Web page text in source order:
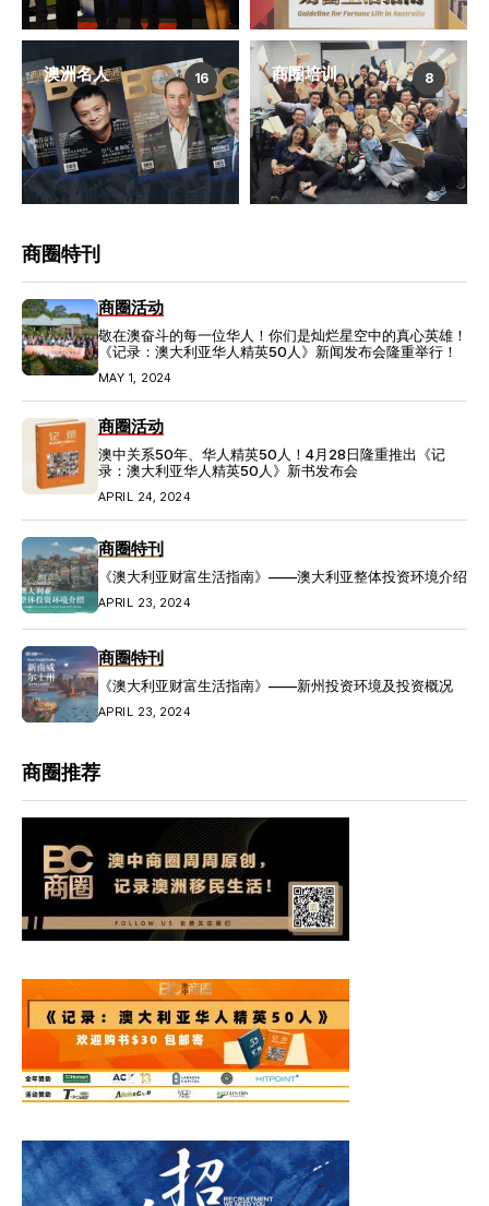
澳洲名人 16 商圈培训 8
商圈特刊
商圈活动
敬在澳奋斗的每一位华人！你们是灿烂星空中的真心英雄！
《记录：澳大利亚华人精英50人》新闻发布会隆重举行！
MAY 1, 2024
商圈活动
澳中关系50年、华人精英50人！4月28日隆重推出《记
录：澳大利亚华人精英50人》新书发布会
APRIL 24, 2024
商圈特刊
《澳大利亚财富生活指南》——澳大利亚整体投资环境介绍
APRIL 23, 2024
商圈特刊
《澳大利亚财富生活指南》——新州投资环境及投资概况
APRIL 23, 2024
商圈推荐